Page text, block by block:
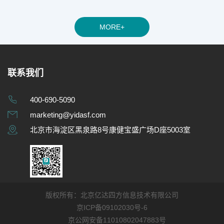
联系我们
400-690-5090
marketing@yidasf.com
北京市海淀区黑泉路8号康健宝盛广场D座5003室
版权所有：北京亿达四方信息技术有限公司
京ICP备09102030号-6
京公网安备11010802047883号